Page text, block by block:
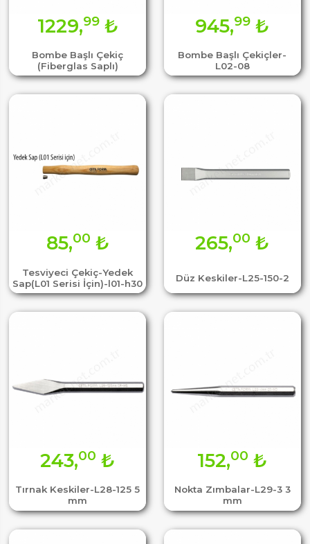
Bombe Başlı Çekiç
(Fiberglas Saplı)
1229,99₺
Bombe Başlı Çekiçler-
L02-08
945,99 ₺
Tesviyeci Çekiç-Yedek
Sap(L01 Serisi İçin)-l01-h30
85,00 ₺
Düz Keskiler-L25-150-2
265,00 ₺
Tırnak Keskiler-L28-125 5
mm
243,00 ₺
Nokta Zımbalar-L29-3 3
mm
152,00 ₺